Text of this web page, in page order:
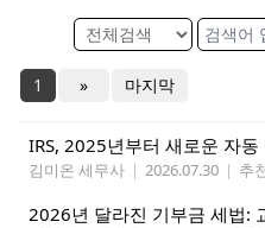
1 » 마지막
김미온 세무사 | 2026.07.30 | 추